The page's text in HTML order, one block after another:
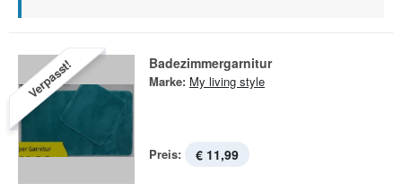
Verpasst! Badezimmergarnitur
Marke: My living style
Preis: € 11,99